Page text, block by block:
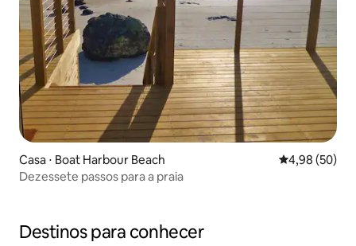
Casa ⋅ Boat Harbour Beach 4,98 de uma
4,98 (50)
Dezessete passos para a praia
Destinos para conhecer